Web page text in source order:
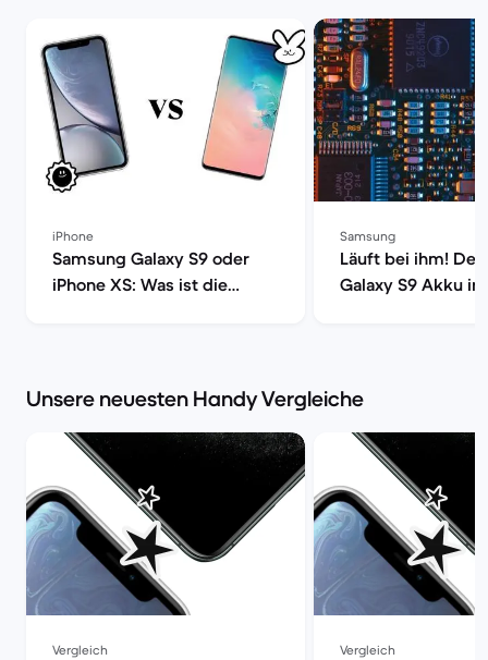
iPhone
Samsung Galaxy S9 oder
iPhone XS: Was ist die
Samsung
Läuft bei ihm! Der
Galaxy S9 Akku
Unsere neuesten Handy Vergleiche
Vergleich Vergleich